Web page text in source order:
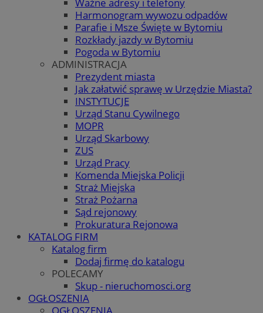
Harmonogram wywozu odpadów
Parafie i Msze Święte w Bytomiu
Rozkłady jazdy w Bytomiu
Pogoda w Bytomiu
ADMINISTRACJA
Prezydent miasta
Jak załatwić sprawę w Urzędzie Miasta?
INSTYTUCJE
Urząd Stanu Cywilnego
MOPR
Urząd Skarbowy
ZUS
Urząd Pracy
Komenda Miejska Policji
Straż Miejska
Straż Pożarna
Sąd rejonowy
Prokuratura Rejonowa
KATALOG FIRM
Katalog firm
Dodaj firmę do katalogu
POLECAMY
Skup - nieruchomosci.org
OGŁOSZENIA